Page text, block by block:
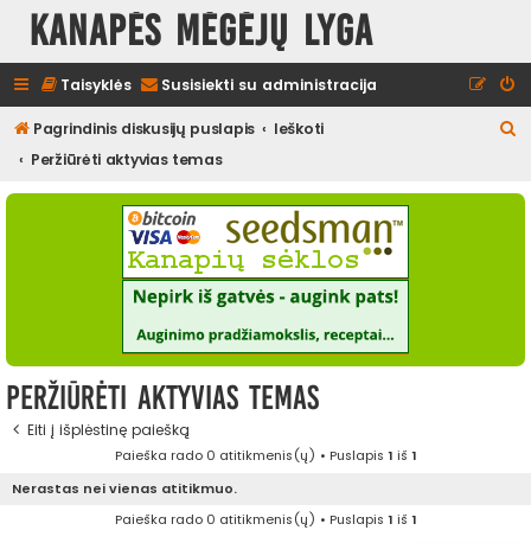
Kanapės mėgėjų lyga
Taisyklės Susisiekti su administracija
Pagrindinis diskusijų puslapis
Ieškoti
Peržiūrėti aktyvias temas
š
Peržiūrėti aktyvias temas
Eiti į išplėstinę paiešką
Paieška rado 0 atitikmenis(ų) • Puslapis 1 iš 1
Nerastas nei vienas atitikmuo.
Paieška rado 0 atitikmenis(ų) • Puslapis 1 iš 1